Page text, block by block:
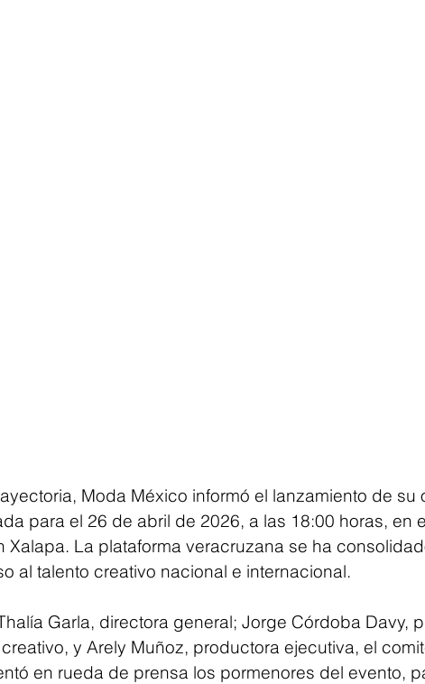
Moda México informó el lanzamiento de su
para el 26 de abril de 2026, a las 18:00 horas, en
Xalapa. La plataforma veracruzana se ha
al talento creativo nacional e internacional.
Garla, directora general; Jorge Córdoba Davy,
y Arely Muñoz, productora ejecutiva, el
en rueda de prensa los pormenores del evento,